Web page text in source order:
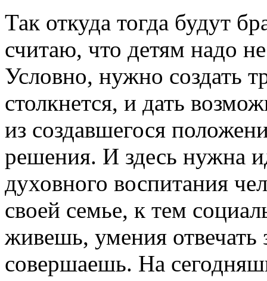
Так откуда тогда будут
считаю, что детям надо
Условно, нужно создать
столкнется, и дать
из создавшегося
решения. И здесь нужна
духовного воспитания
своей семье, к тем
живешь, умения отвечать
совершаешь. На